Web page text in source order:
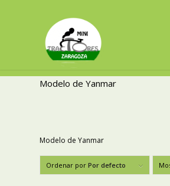
Modelo de Yanmar
Modelo de Yanmar
Ordenar por Por defecto